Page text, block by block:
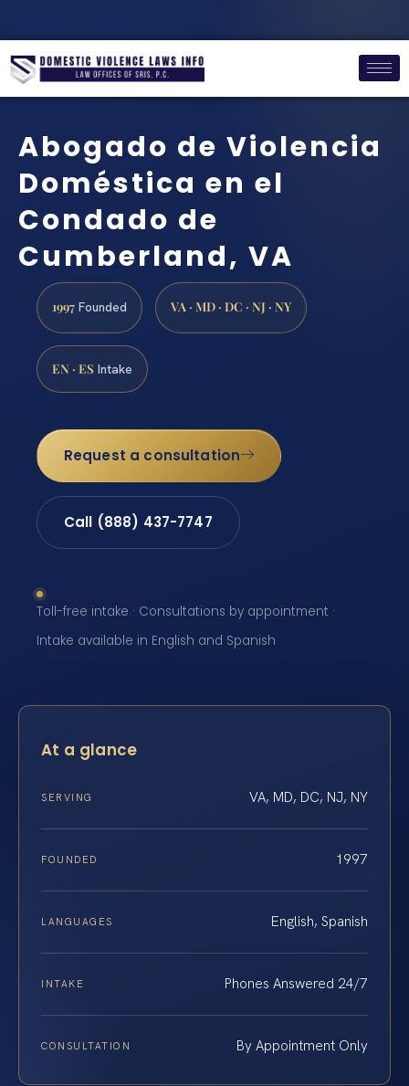
Abogado de Violencia
Doméstica en el
Condado de
Cumberland, VA
1997 Founded VA · MD · DC · NJ · NY
EN · ES Intake
Request a consultation
Call (888) 437-7747
Toll-free intake · Consultations by appointment ·
Intake available in English and Spanish
At a glance
SERVING VA, MD, DC, NJ, NY
FOUNDED 1997
LANGUAGES English, Spanish
INTAKE Phones Answered 24/7
CONSULTATION By Appointment Only